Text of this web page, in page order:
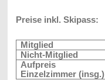
Preise inkl. Skipass:
Mitglied
Nicht-Mitglied
Aufpreis
Einzelzimmer (insg.)